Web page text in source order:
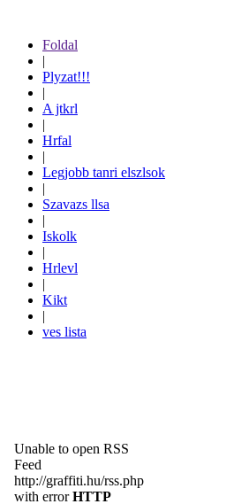
Foldal
|
Plyzat!!!
|
A jtkrl
|
Hrfal
|
Legjobb tanri elszlsok
|
Szavazs llsa
|
Iskolk
|
Hrlevl
|
Kikt
|
ves lista